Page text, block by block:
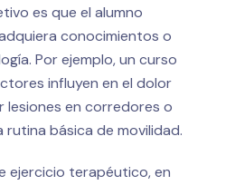
es que el alumno
conocimientos o
Por ejemplo, un curso
influyen en el dolor
lesiones en corredores o
básica de movilidad.
ejercicio terapéutico, en